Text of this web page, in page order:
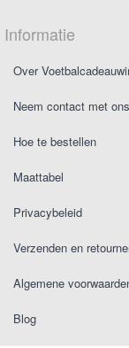
Informatie
Over
Neem contact met ons
Hoe te bestellen
Maattabel
Privacybeleid
Verzenden en
Algemene
Blog